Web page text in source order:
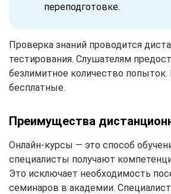
переподготовке.
Проверка знаний проводится
тестирования. Слушателям
безлимитное количество попыток.
бесплатные.
Преимущества
Онлайн-курсы — это способ
специалисты получают
Это исключает необходимость
семинаров в академии.